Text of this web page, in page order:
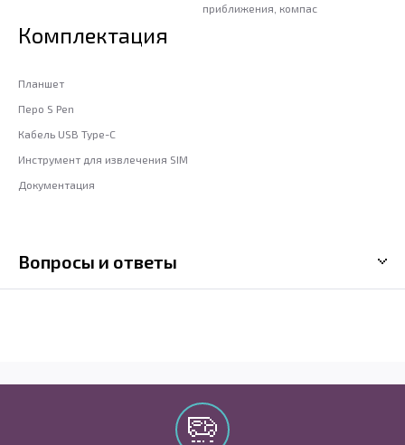
приближения, компас
Комплектация
Планшет
Перо S Pen
Кабель USB Type-C
Инструмент для извлечения SIM
Документация
Вопросы и ответы